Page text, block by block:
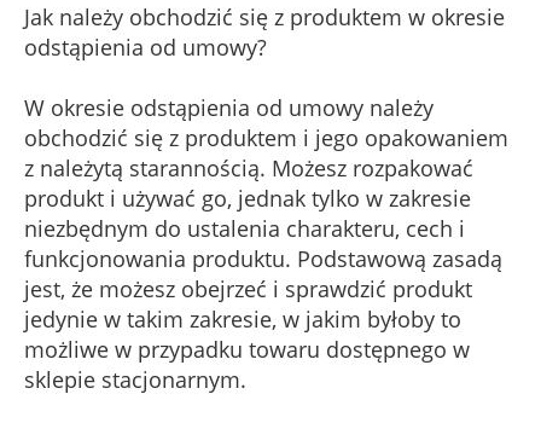
Jak należy obchodzić się z produktem w okresie
odstąpienia od umowy?
W okresie odstąpienia od umowy należy
obchodzić się z produktem i jego opakowaniem
z należytą starannością. Możesz rozpakować
produkt i używać go, jednak tylko w zakresie
niezbędnym do ustalenia charakteru, cech i
funkcjonowania produktu. Podstawową zasadą
jest, że możesz obejrzeć i sprawdzić produkt
jedynie w takim zakresie, w jakim byłoby to
możliwe w przypadku towaru dostępnego w
sklepie stacjonarnym.